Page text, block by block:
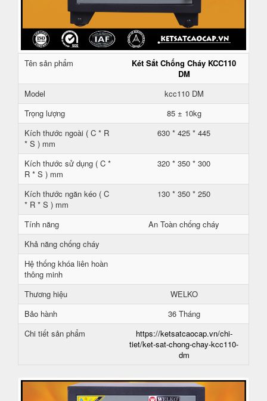
Tên sản phẩm
Két Sắt Chống Cháy KCC110
DM
Model
kcc110 DM
Trọng lượng
85 ± 10kg
Kích thước ngoài ( C * R
* S ) mm
630 * 425 * 445
Kích thước sử dụng ( C *
R * S ) mm
320 * 350 * 300
Kích thước ngăn kéo ( C
* R * S ) mm
130 * 350 * 250
Tính năng
An Toàn chống cháy
Khả năng chống cháy
Hệ thống khóa liên hoàn
thông minh
Thương hiệu
WELKO
Bảo hành
36 Tháng
Chi tiết sản phẩm
https://ketsatcaocap.vn/chi-
tiet/ket-sat-chong-chay-kcc110-
dm